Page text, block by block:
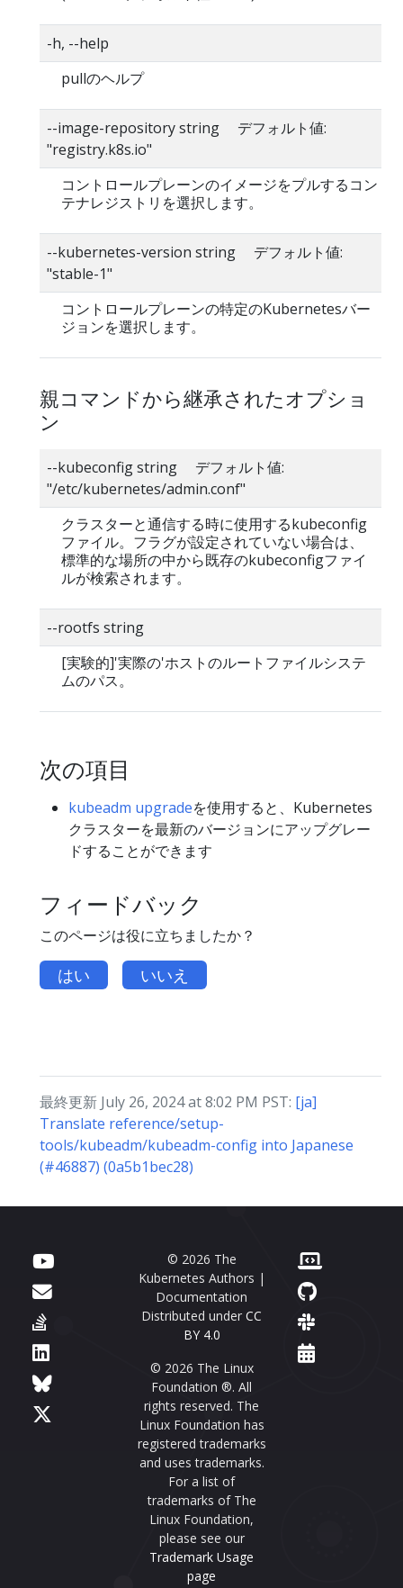
-h, --help
pullのヘルプ
--image-repository string デフォルト値:
"registry.k8s.io"
コントロールプレーンのイメージをプルするコン
テナレジストリを選択します。
--kubernetes-version string デフォルト値:
"stable-1"
コントロールプレーンの特定のKubernetesバー
ジョンを選択します。
親コマンドから継承されたオプショ
ン
--kubeconfig string デフォルト値:
"/etc/kubernetes/admin.conf"
クラスターと通信する時に使用するkubeconfig
ファイル。フラグが設定されていない場合は、
標準的な場所の中から既存のkubeconfigファイ
ルが検索されます。
--rootfs string
[実験的]'実際の'ホストのルートファイルシステ
ムのパス。
次の項目
kubeadm upgradeを使用すると、Kubernetes
クラスターを最新のバージョンにアップグレー
ドすることができます
フィードバック
このページは役に立ちましたか？
はい いいえ
最終更新 July 26, 2024 at 8:02 PM PST: [ja]
Translate reference/setup-
tools/kubeadm/kubeadm-config into Japanese
(#46887) (0a5b1bec28)
© 2026 The
Kubernetes Authors |
Documentation
Distributed under CC
BY 4.0
© 2026 The Linux
Foundation ®. All
rights reserved. The
Linux Foundation has
registered trademarks
and uses trademarks.
For a list of
trademarks of The
Linux Foundation,
please see our
Trademark Usage
page